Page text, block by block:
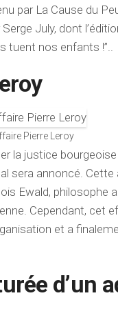
par La Cause du
July, dont
tuent nos enfants !”..
Pierre Leroy
la justice
sera annoncé.
Ewald, philosophe
Cependant, cet
et a
d’un